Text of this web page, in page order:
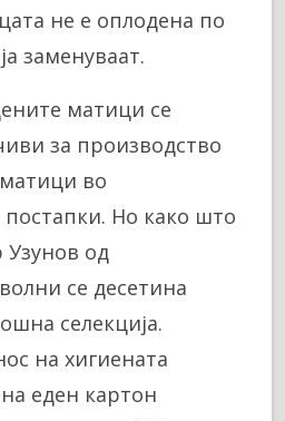
не е оплодена по
заменуваат.
матици се
за производство
во
Но како што
Узунов од
се десетина
селекција.
на хигиената
еден картон